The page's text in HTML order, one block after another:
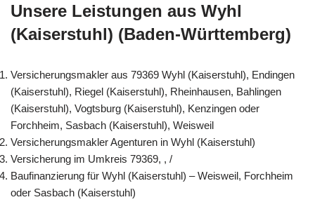
Unsere Leistungen aus Wyhl
(Kaiserstuhl) (Baden-Württemberg)
Versicherungsmakler aus 79369 Wyhl (Kaiserstuhl), Endingen
(Kaiserstuhl), Riegel (Kaiserstuhl), Rheinhausen, Bahlingen
(Kaiserstuhl), Vogtsburg (Kaiserstuhl), Kenzingen oder
Forchheim, Sasbach (Kaiserstuhl), Weisweil
Versicherungsmakler Agenturen in Wyhl (Kaiserstuhl)
Versicherung im Umkreis 79369, , /
Baufinanzierung für Wyhl (Kaiserstuhl) – Weisweil, Forchheim
oder Sasbach (Kaiserstuhl)